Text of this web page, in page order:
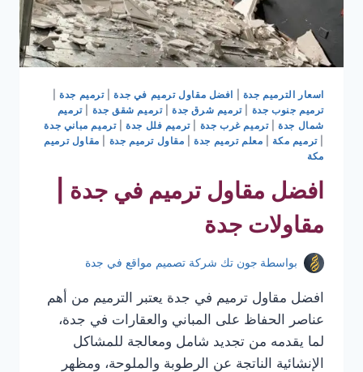
اسعار الترميم جدة افضل مقاول ترميم في جدة|ترميم جدة|
ترميم جنوب جدة |ترميم شرق جدة|ترميم شقق جدة |ترميم
شمال جدة|ترميم غرب جدة |ترميم فلل جدة|ترميم مباني جدة
|ترميم مكة معلم ترميم جدة| مقاول ترميم جدة
مقاول ترميم
مكة
افضل مقاول ترميم في جدة |
مقاولات جدة
بواسطة جون تك شركة تصميم مواقع في جدة
افضل مقاول ترميم في جدة يعتبر الترميم من أهم
عناصر الحفاظ على المباني والعقارات في جدة،
لما يقدمه من تجديد شامل ومعالجة للمشاكل
الإنشائية الناتجة عن الرطوبة والملوحة، ومظهر